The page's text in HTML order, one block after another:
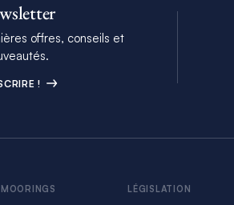
offres, conseils et
!
LÉGISLATION